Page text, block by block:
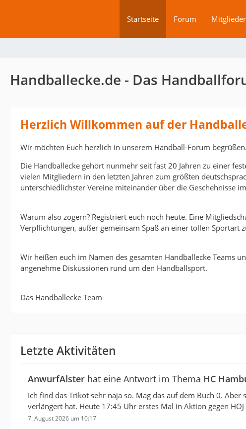
Startseite Forum Mitglieder
Handballecke.de - Das
Herzlich Willkommen auf der
Wir möchten Euch herzlich in unserem Handball-Forum begrüßen.
Die Handballecke gehört nunmehr seit fast 20 Jahren zu einer
vielen Mitgliedern in den letzten Jahren zum größten
unterschiedlichster Vereine miteinander über die Geschehnisse
Warum also zögern? Registriert euch noch heute. Eine
Verpflichtungen, außer gemeinsam Spaß an einer tollen Sportart
Wir heißen euch im Namen des gesamten Handballecke Teams
angenehme Diskussionen rund um den Handballsport.
Das Handballecke Team
Letzte Aktivitäten
AnwurfAlster hat eine Antwort im Thema HC
Ich find das Trikot sehr naja so. Mag das auf dem Buch 0.
verlängert hat. Heute 17:45 Uhr erstes Mal in Aktion gegen
7. August 2026 um 10:17